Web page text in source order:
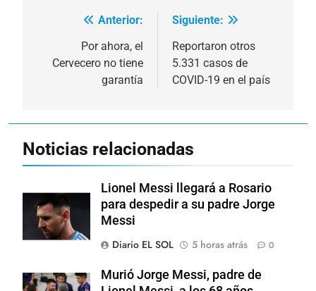
Navegación
entradas
Anterior:
Por ahora, el
Cervecero no tiene
garantía
Siguiente:
Reportaron otros
5.331 casos de
COVID-19 en el país
Noticias relacionadas
Lionel Messi llegará a Rosario
para despedir a su padre Jorge
Messi
Diario EL SOL
5 horas atrás 0
Murió Jorge Messi, padre de